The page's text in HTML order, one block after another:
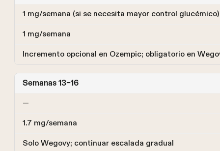
1 mg/semana (si se necesita mayor control glucémico)
1 mg/semana
Incremento opcional en Ozempic; obligatorio en
Semanas 13–16
—
1.7 mg/semana
Solo Wegovy; continuar escalada gradual